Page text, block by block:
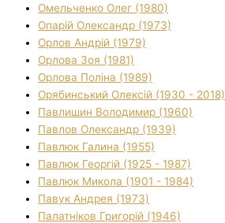
Омельченко Олег (1980)
Опарій Олександр (1973)
Орлов Андрій (1979)
Орлова Зоя (1981)
Орлова Поліна (1989)
Орябинський Олексій (1930 - 2018)
Павлишин Володимир (1960)
Павлов Олександр (1939)
Павлюк Галина (1955)
Павлюк Георгій (1925 - 1987)
Павлюк Микола (1901 - 1984)
Павук Андрея (1973)
Палатніков Григорій (1946)